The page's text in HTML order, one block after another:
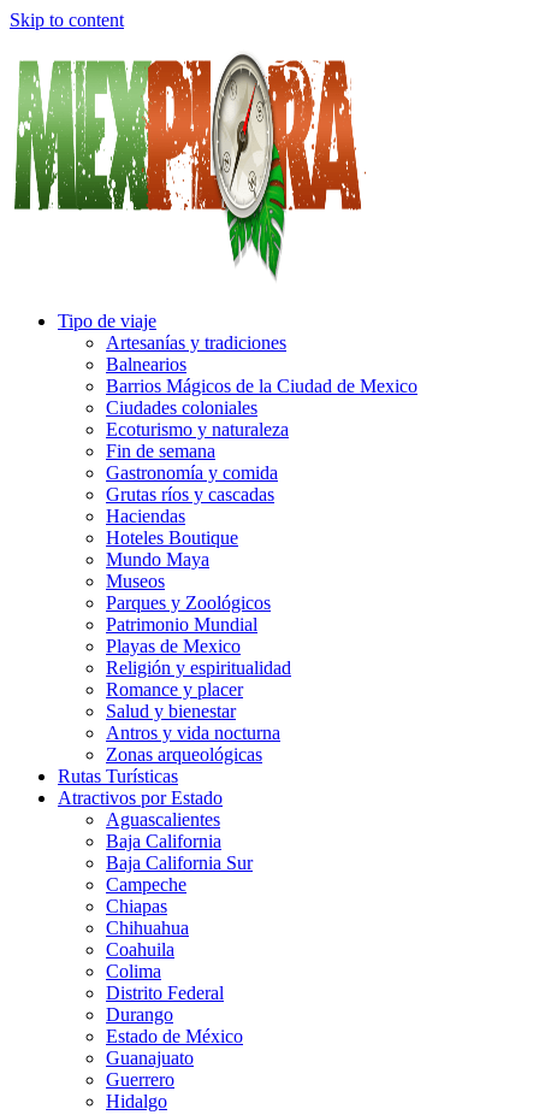
Skip to content
Tipo de viaje
Artesanías y tradiciones
Balnearios
Barrios Mágicos de la Ciudad de Mexico
Ciudades coloniales
Ecoturismo y naturaleza
Fin de semana
Gastronomía y comida
Grutas ríos y cascadas
Haciendas
Hoteles Boutique
Mundo Maya
Museos
Parques y Zoológicos
Patrimonio Mundial
Playas de Mexico
Religión y espiritualidad
Romance y placer
Salud y bienestar
Antros y vida nocturna
Zonas arqueológicas
Rutas Turísticas
Atractivos por Estado
Aguascalientes
Baja California
Baja California Sur
Campeche
Chiapas
Chihuahua
Coahuila
Colima
Distrito Federal
Durango
Estado de México
Guanajuato
Guerrero
Hidalgo